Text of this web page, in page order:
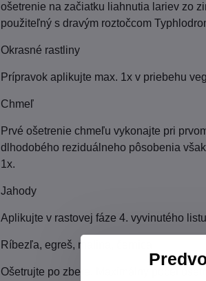
ošetrenie na začiatku liahnutia lariev zo
použiteľný s dravým roztočcom
Okrasné rastliny
Prípravok aplikujte max. 1x v priebehu
Chmeľ
Prvé ošetrenie chmeľu vykonajte pri
dlhodobého reziduálneho pôsobenia
1x.
Jahody
Aplikujte v rastovej fáze 4. vyvinutého
Ríbezľa, egreš, malina, černica
Ošetrujte po zbere. Maximálny počet